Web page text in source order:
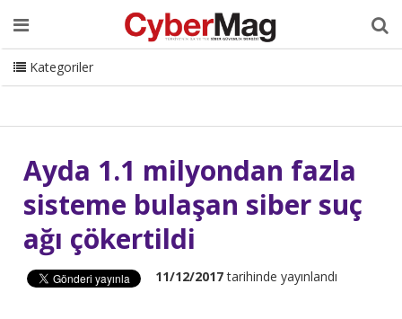
Ana Sayfa Hakkımızda Dergi Editörden
Danışmanlık
ISC Turkey Sizden Gelenler
İletişim
CyberMag Logo
Kategoriler
Ayda 1.1 milyondan fazla
sisteme bulaşan siber suç
ağı çökertildi
11/12/2017tarihinde yayınlandı